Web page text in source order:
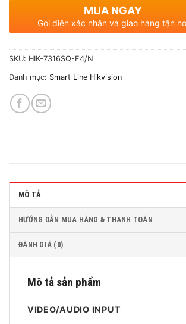
MUA NGAY
Gọi điện xác nhận và giao hàng tận
SKU: HIK-7316SQ-F4/N
Danh mục: Smart Line Hikvision
MÔ TẢ
HƯỚNG DẪN MUA HÀNG & THANH TOÁN
ĐÁNH GIÁ (0)
Mô tả sản phẩm
VIDEO/AUDIO INPUT